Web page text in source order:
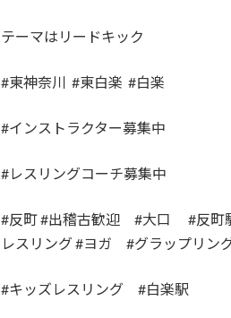
テーマはリードキック
#東神奈川 #東白楽 #白楽
#インストラクター募集中
#レスリングコーチ募集中
#反町 #出稽古歓迎 #大口 #反町
レスリング #ヨガ #グラップリン
#キッズレスリング #白楽駅